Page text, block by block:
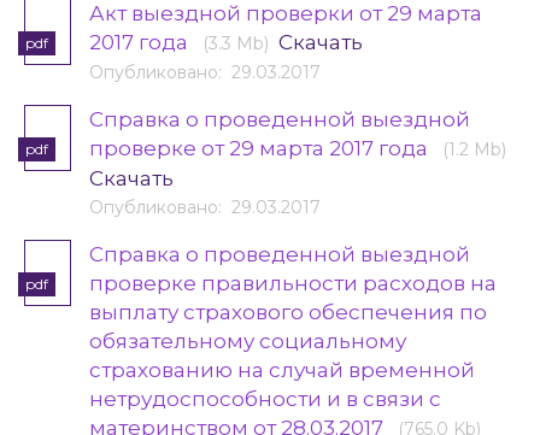
pdf
Акт выездной проверки от 29 марта
2017 года
(3.3 Mb) Скачать
Опубликовано: 29.03.2017
pdf
Справка о проведенной выездной
проверке от 29 марта 2017 года
(1.2 Mb)
Скачать
Опубликовано: 29.03.2017
pdf
Справка о проведенной выездной
проверке правильности расходов на
выплату страхового обеспечения по
обязательному социальному
страхованию на случай временной
нетрудоспособности и в связи с
материнством от 28.03.2017
(765.0 Kb)